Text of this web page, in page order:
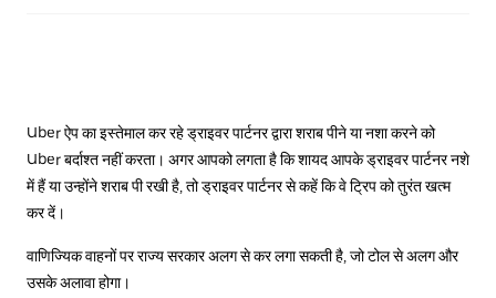
Uber ऐप का इस्तेमाल कर रहे ड्राइवर पार्टनर द्वारा शराब पीने या नशा करने को
Uber बर्दाश्त नहीं करता। अगर आपको लगता है कि शायद आपके ड्राइवर पार्टनर नशे
में हैं या उन्होंने शराब पी रखी है, तो ड्राइवर पार्टनर से कहें कि वे ट्रिप को तुरंत खत्म
कर दें।
वाणिज्यिक वाहनों पर राज्य सरकार अलग से कर लगा सकती है, जो टोल से अलग और
उसके अलावा होगा।